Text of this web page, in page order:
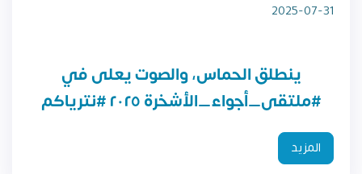
2025-07-31
ينطلق الحماس، والصوت يعلى في
المزيد